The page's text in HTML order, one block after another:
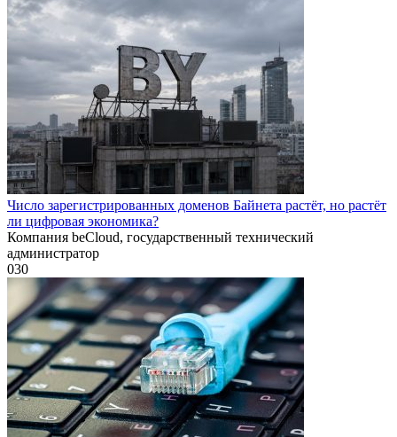
Число зарегистрированных доменов Байнета растёт, но растёт
ли цифровая экономика?
Компания beCloud, государственный технический
администратор
030